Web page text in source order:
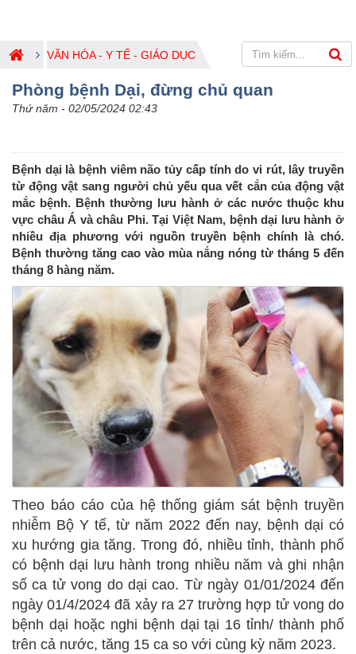
VĂN HÓA - Y TẾ - GIÁO DỤC
Phòng bệnh Dại, đừng chủ quan
Thứ năm - 02/05/2024 02:43
Bệnh dại là bệnh viêm não tủy cấp tính do vi rút, lây truyền
từ động vật sang người chủ yếu qua vết cắn của động vật
mắc bệnh. Bệnh thường lưu hành ở các nước thuộc khu
vực châu Á và châu Phi. Tại Việt Nam, bệnh dại lưu hành ở
nhiều địa phương với nguồn truyền bệnh chính là chó.
Bệnh thường tăng cao vào mùa nắng nóng từ tháng 5 đến
tháng 8 hàng năm.
Theo báo cáo của hệ thống giám sát bệnh truyền
nhiễm Bộ Y tế, từ năm 2022 đến nay, bệnh dại có
xu hướng gia tăng. Trong đó, nhiều tỉnh, thành phố
có bệnh dại lưu hành trong nhiều năm và ghi nhận
số ca tử vong do dại cao. Từ ngày 01/01/2024 đến
ngày 01/4/2024 đã xảy ra 27 trường hợp tử vong do
bệnh dại hoặc nghi bệnh dại tại 16 tỉnh/ thành phố
trên cả nước, tăng 15 ca so với cùng kỳ năm 2023.